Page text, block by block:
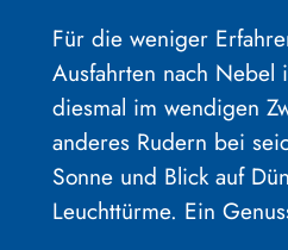
Für die weniger
Ausfahrten nach
diesmal im wendigen
anderes Rudern bei
Sonne und Blick auf
Leuchttürme. Ein